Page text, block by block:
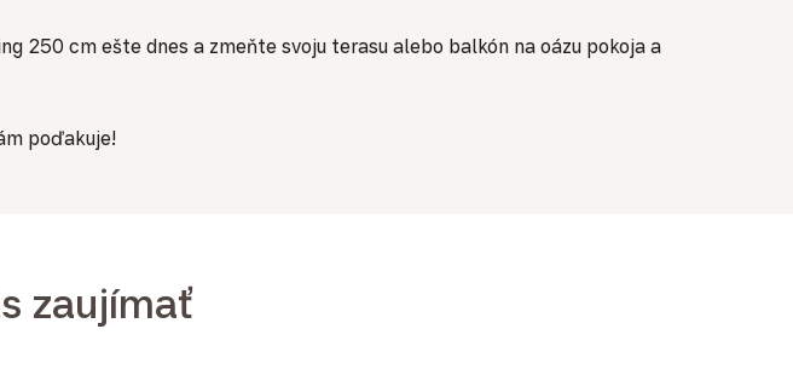
cm ešte dnes a zmeňte svoju terasu alebo balkón na oázu pokoja a
poďakuje!
zaujímať